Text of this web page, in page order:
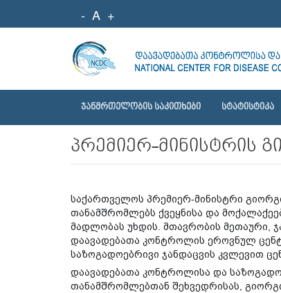
- A +
ᲯᲐᲜᲛᲠᲗᲔᲚᲝᲑᲘᲡ ᲡᲐᲙᲘᲗᲮᲔᲑᲘ ᲡᲢᲐᲢᲘᲡᲢᲘᲙᲐ
პრემიერ-მინისტრის
საქართველოს პრემიერ-მინისტრი
თანამშრომლებს ქვეყნისა და
მადლობას უხდის. მთავრობის მეთაური,
დაავადებათა კონტროლის ეროვნულ
საზოგადოებრივი ჯანდაცვის კვლევით
დაავადებათა კონტროლისა და საზოგა
თანამშრომლებთან შეხვედრისას,